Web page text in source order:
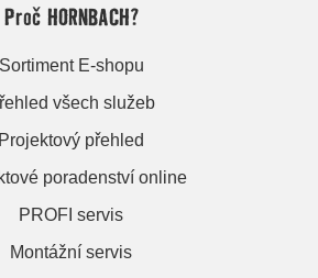
Proč HORNBACH?
Sortiment E-shopu
všech služeb
Projektový přehled
poradenství online
PROFI servis
Montážní servis